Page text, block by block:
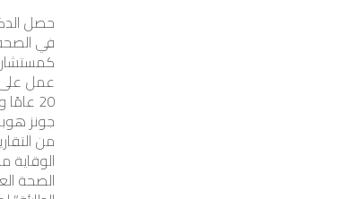
حصل
في
عمل على
20
جونز
من
الوقاية
الصحة